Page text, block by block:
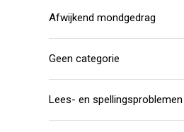
Afwijkend mondgedrag
Geen categorie
Lees- en spellingsproblemen